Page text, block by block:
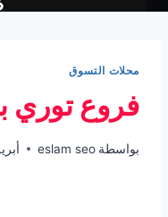
محلات التسوق
فروع توري
بواسطة eslam seo أبريل